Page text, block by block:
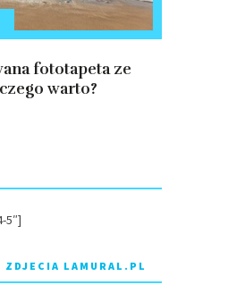
fototapeta ze
warto?
5″]
ZDJECIA LAMURAL.PL